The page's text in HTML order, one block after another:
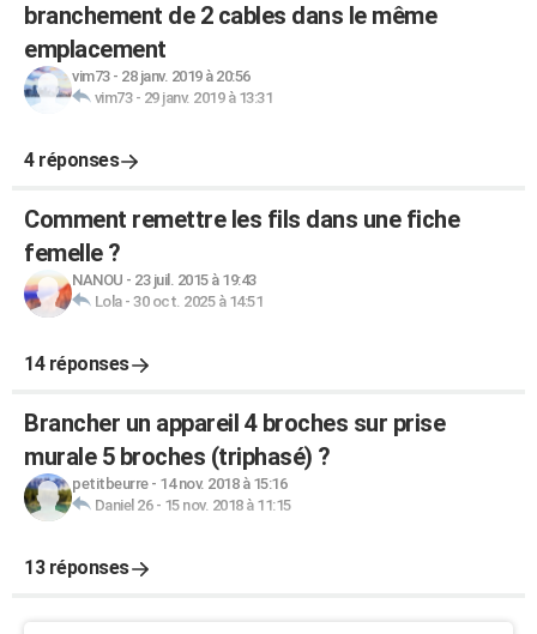
branchement de 2 cables dans le même
emplacement
vim73- 28 janv. 2019 à 20:56
vim73- 29 janv. 2019 à 13:31
4 réponses
Comment remettre les fils dans une fiche
femelle ?
NANOU - 23 juil. 2015 à 19:43
Lola- 30 oct. 2025 à 14:51
14 réponses
Brancher un appareil 4 broches sur prise
murale 5 broches (triphasé) ?
petitbeurre- 14 nov. 2018 à 15:16
Daniel 26- 15 nov. 2018 à 11:15
13 réponses